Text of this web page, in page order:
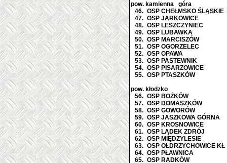
pow. kamienna góra
46. OSP CHEŁMSKO ŚLĄSKIE
47. OSP JARKOWICE
48. OSP LESZCZYNIEC
49. OSP LUBAWKA
50. OSP MARCISZÓW
51. OSP OGORZELEC
52. OSP OPAWA
53. OSP PASTEWNIK
54. OSP PISARZOWICE
55. OSP PTASZKÓW
pow. kłodzko
56. OSP BOŻKÓW
57. OSP DOMASZKÓW
58. OSP GOWORÓW
59. OSP JASZKOWA GÓRNA
60. OSP KROSNOWICE
61. OSP LĄDEK ZDRÓJ
62. OSP MIĘDZYLESIE
63. OSP OŁDRZYCHOWICE KŁ
64. OSP PŁAWNICA
65. OSP RADKÓW